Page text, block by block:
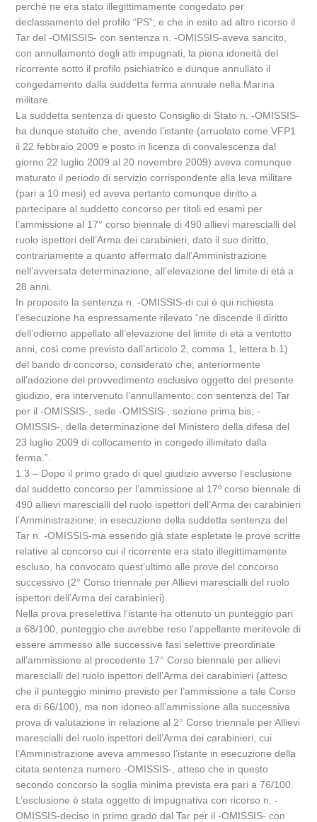
perché ne era stato illegittimamente congedato per
declassamento del profilo “PS”; e che in esito ad altro ricorso il
Tar del -OMISSIS- con sentenza n. -OMISSIS-aveva sancito,
con annullamento degli atti impugnati, la piena idoneità del
ricorrente sotto il profilo psichiatrico e dunque annullato il
congedamento dalla suddetta ferma annuale nella Marina
militare.
La suddetta sentenza di questo Consiglio di Stato n. -OMISSIS-
ha dunque statuito che, avendo l’istante (arruolato come VFP1
il 22 febbraio 2009 e posto in licenza di convalescenza dal
giorno 22 luglio 2009 al 20 novembre 2009) aveva comunque
maturato il periodo di servizio corrispondente alla leva militare
(pari a 10 mesi) ed aveva pertanto comunque diritto a
partecipare al suddetto concorso per titoli ed esami per
l’ammissione al 17° corso biennale di 490 allievi marescialli del
ruolo ispettori dell’Arma dei carabinieri, dato il suo diritto,
contrariamente a quanto affermato dall’Amministrazione
nell’avversata determinazione, all’elevazione del limite di età a
28 anni.
In proposito la sentenza n. -OMISSIS-di cui è qui richiesta
l’esecuzione ha espressamente rilevato “ne discende il diritto
dell’odierno appellato all’elevazione del limite di età a ventotto
anni, così come previsto dall’articolo 2, comma 1, lettera b.1)
del bando di concorso, considerato che, anteriormente
all’adozione del provvedimento esclusivo oggetto del presente
giudizio, era intervenuto l’annullamento, con sentenza del Tar
per il -OMISSIS-, sede -OMISSIS-, sezione prima bis, -
OMISSIS-, della determinazione del Ministero della difesa del
23 luglio 2009 di collocamento in congedo illimitato dalla
ferma.”.
1.3 – Dopo il primo grado di quel giudizio avverso l’esclusione
dal suddetto concorso per l’ammissione al 17º corso biennale di
490 allievi marescialli del ruolo ispettori dell’Arma dei carabinieri
l’Amministrazione, in esecuzione della suddetta sentenza del
Tar n. -OMISSIS-ma essendo già state espletate le prove scritte
relative al concorso cui il ricorrente era stato illegittimamente
escluso, ha convocato quest’ultimo alle prove del concorso
successivo (2° Corso triennale per Allievi marescialli del ruolo
ispettori dell’Arma dei carabinieri).
Nella prova preselettiva l’istante ha ottenuto un punteggio pari
a 68/100, punteggio che avrebbe reso l’appellante meritevole di
essere ammesso alle successive fasi selettive preordinate
all’ammissione al precedente 17° Corso biennale per allievi
marescialli del ruolo ispettori dell’Arma dei carabinieri (atteso
che il punteggio minimo previsto per l’ammissione a tale Corso
era di 66/100), ma non idoneo all’ammissione alla successiva
prova di valutazione in relazione al 2° Corso triennale per Allievi
marescialli del ruolo ispettori dell’Arma dei carabinieri, cui
l’Amministrazione aveva ammesso l’istante in esecuzione della
citata sentenza numero -OMISSIS-, atteso che in questo
secondo concorso la soglia minima prevista era pari a 76/100.
L’esclusione è stata oggetto di impugnativa con ricorso n. -
OMISSIS-deciso in primo grado dal Tar per il -OMISSIS- con